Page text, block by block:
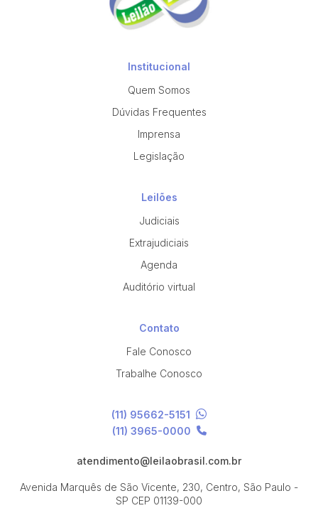
Institucional
Quem Somos
Dúvidas Frequentes
Imprensa
Legislação
Leilões
Judiciais
Extrajudiciais
Agenda
Auditório virtual
Contato
Fale Conosco
Trabalhe Conosco
(11) 95662-5151
(11) 3965-0000
atendimento@leilaobrasil.com.br
Avenida Marquês de São Vicente, 230, Centro, São Paulo -
SP CEP 01139-000